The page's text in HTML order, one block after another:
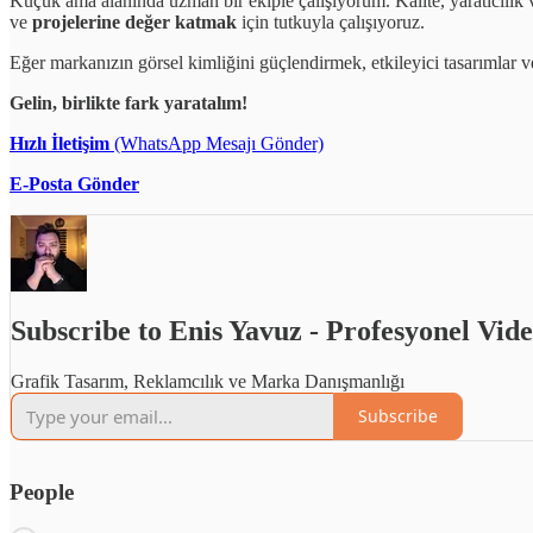
ve projelerine değer katmak için tutkuyla çalışıyoruz.
Eğer markanızın görsel kimliğini güçlendirmek, etkileyici tasarımlar
Gelin, birlikte fark yaratalım!
Hızlı İletişim (WhatsApp Mesajı Gönder)
E-Posta Gönder
Subscribe to Enis Yavuz - Profesyonel
Grafik Tasarım, Reklamcılık ve Marka Danışmanlığı
Subscribe
People